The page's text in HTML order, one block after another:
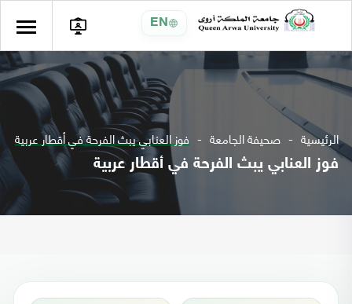
EN
الرئيسية صحيفة الجامعة فوز العنابي يبث الفرحة في أقطار عربية
فوز العنابي يبث الفرحة في أقطار عربية